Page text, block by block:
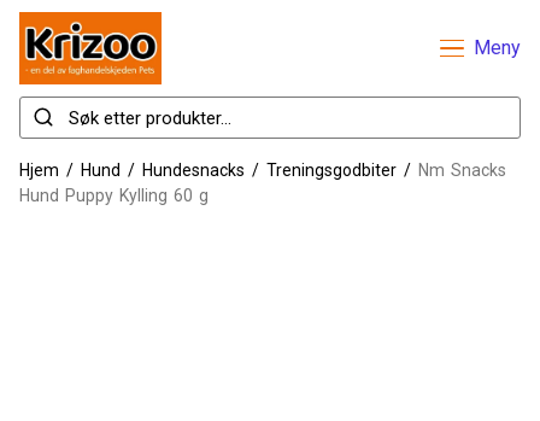
Meny
Hjem / Hund / Hundesnacks / Treningsgodbiter / Nm Snacks
Hund Puppy Kylling 60 g